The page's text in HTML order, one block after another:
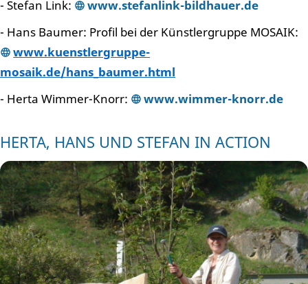
- Stefan Link:
www.stefanlink-bildhauer.de
- Hans Baumer: Profil bei der Künstlergruppe MOSAIK:
www.kuenstlergruppe-
mosaik.de/hans_baumer.html
- Herta Wimmer-Knorr:
www.wimmer-knorr.de
HERTA, HANS UND STEFAN IN ACTION